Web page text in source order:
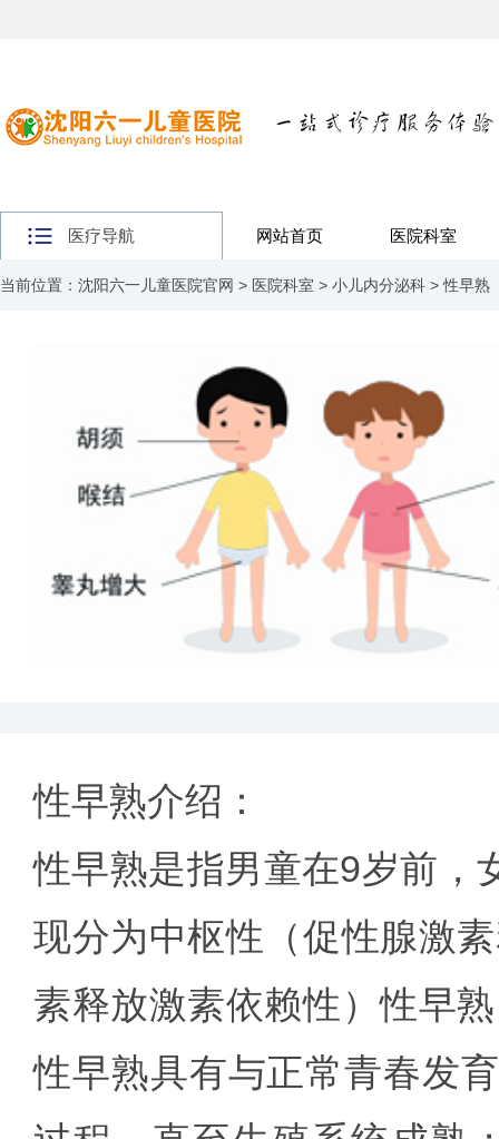
医疗导航 网站首页 医院科室
当前位置： 沈阳六一儿童医院官网 > 医院科室 > 小儿内分泌科 >性早熟
性早熟介绍：
性早熟是指男童在9岁前，
现分为中枢性（促性腺激
素释放激素依赖性）性早
性早熟具有与正常青春发